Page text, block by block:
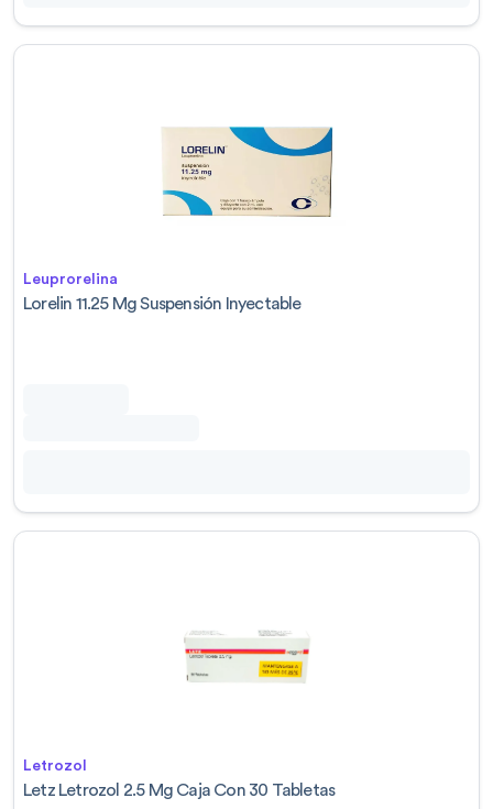
Leuprorelina
Lorelin 11.25 Mg Suspensión Inyectable
Letrozol
Letz Letrozol 2.5 Mg Caja Con 30 Tabletas